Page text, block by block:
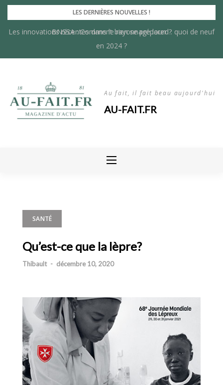
Skip
content
LES DERNIÈRES NOUVELLES !
BNSSA : Comment bien se préparer ?
Les innovations récentes dans le rayonnage lourd : quoi de neuf
en 2024 ?
Au fait, il fait beau aujourd'hui
AU-FAIT.FR
SANTÉ
Qu’est-ce que la lèpre?
Thibault - décembre 10, 2020